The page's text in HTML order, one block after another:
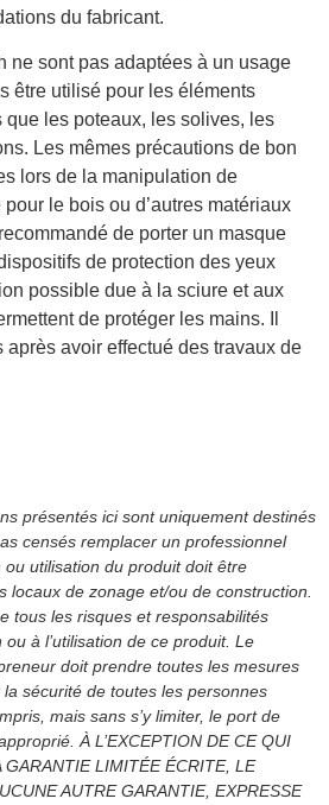
du fabricant.
ne sont pas adaptées à un usage
être utilisé pour les éléments
que les poteaux, les solives, les
Les mêmes précautions de bon
lors de la manipulation de
le bois ou d’autres matériaux
de porter un masque
de protection des yeux
possible due à la sciure et aux
de protéger les mains. Il
après avoir effectué des travaux de
présentés ici sont uniquement destinés
censés remplacer un professionnel
utilisation du produit doit être
locaux de zonage et/ou de construction.
tous les risques et responsabilités
à l’utilisation de ce produit. Le
doit prendre toutes les mesures
sécurité de toutes les personnes
mais sans s’y limiter, le port de
À L’EXCEPTION DE CE QUI
LIMITÉE ÉCRITE, LE
AUTRE GARANTIE, EXPRESSE